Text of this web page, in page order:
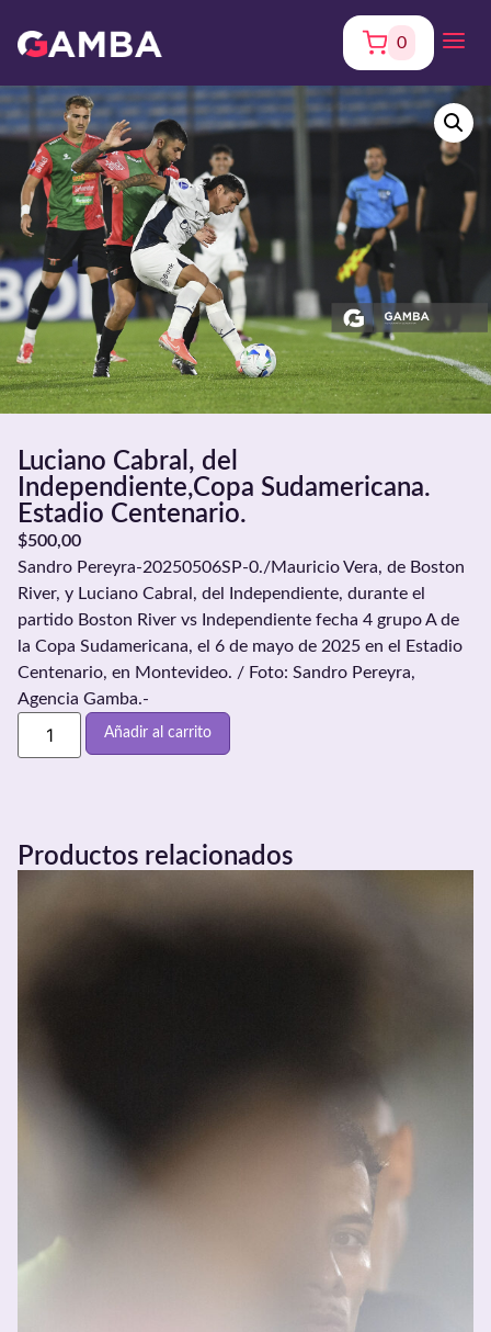
0
Luciano Cabral, del
Independiente,Copa Sudamericana.
Estadio Centenario.
$500,00
Sandro Pereyra-20250506SP-0./Mauricio Vera, de Boston
River, y Luciano Cabral, del Independiente, durante el
partido Boston River vs Independiente fecha 4 grupo A de
la Copa Sudamericana, el 6 de mayo de 2025 en el Estadio
Centenario, en Montevideo. / Foto: Sandro Pereyra,
Agencia Gamba.-
Añadir al carrito
Productos relacionados